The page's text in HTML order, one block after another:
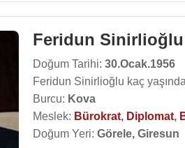
Feridun Sinirlioğlu
Doğum Tarihi: 30.Ocak.1956
Feridun Sinirlioğlu kaç
Burcu: Kova
Meslek: Bürokrat, Diplomat,
Doğum Yeri: Görele, Giresun